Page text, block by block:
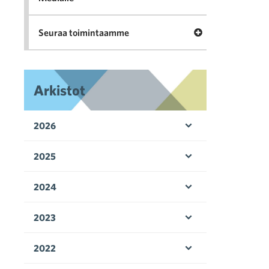
Seuraa toimintaamme Avaa valikko
Arkistot
2026
2025
2024
2023
2022